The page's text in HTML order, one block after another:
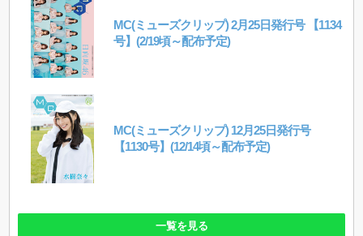
MC(ミューズクリップ) 2月25日発行号 【1134
号】(2/19頃～配布予定)
MC(ミューズクリップ) 12月25日発行号
【1130号】(12/14頃～配布予定)
一覧を見る